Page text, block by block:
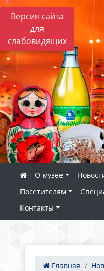
Версия сайта
для
слабовидящих
О музее
Посетителям
Контакты
Главная